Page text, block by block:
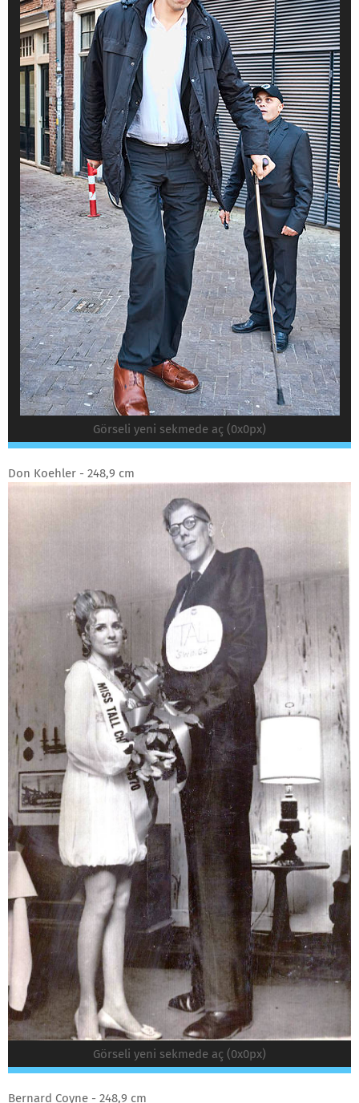
Görseli yeni sekmede aç (0x0px)
Don Koehler - 248,9 cm
Görseli yeni sekmede aç (0x0px)
Bernard Coyne - 248,9 cm